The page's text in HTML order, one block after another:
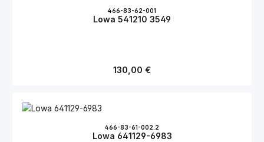
466-83-62-001
Lowa 541210 3549
Regulärer Preis:
130,00 €
466-83-61-002.2
Lowa 641129-6983